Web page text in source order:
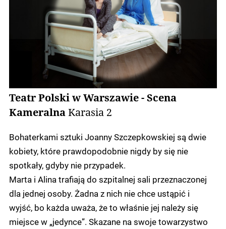
Teatr Polski w Warszawie - Scena
KameralnaKarasia 2
Bohaterkami sztuki Joanny Szczepkowskiej są dwie
kobiety, które prawdopodobnie nigdy by się nie
spotkały, gdyby nie przypadek.
Marta i Alina trafiają do szpitalnej sali przeznaczonej
dla jednej osoby. Żadna z nich nie chce ustąpić i
wyjść, bo każda uważa, że to właśnie jej należy się
miejsce w „jedynce”. Skazane na swoje towarzystwo